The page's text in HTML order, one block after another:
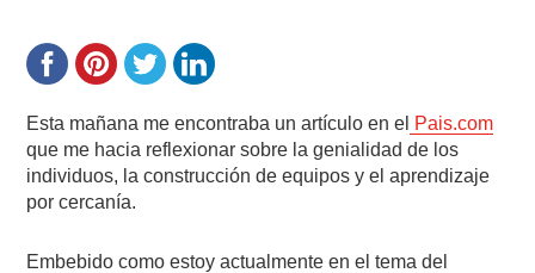
Esta mañana me encontraba un artículo en el Pais.com
que me hacia reflexionar sobre la genialidad de los
individuos, la construcción de equipos y el aprendizaje
por cercanía.
Embebido como estoy actualmente en el tema del